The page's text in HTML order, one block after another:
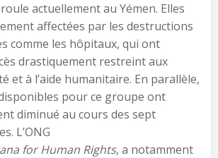
actuellement au Yémen. Elles
affectées par les destructions
comme les hôpitaux, qui ont
drastiquement restreint aux
et à l’aide humanitaire. En parallèle,
pour ce groupe ont
diminué au cours des sept
L’ONG
forHuman Rights, a notamment